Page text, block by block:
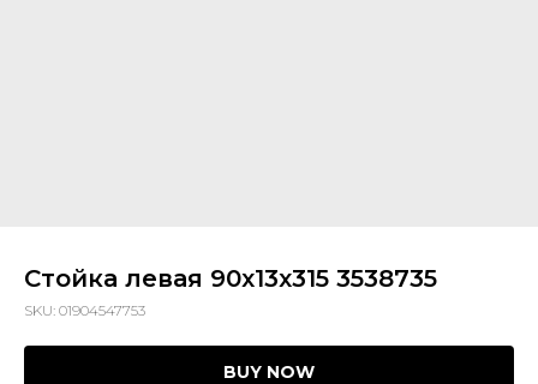
Стойка левая 90х13х315 3538735
SKU: 01904547753
BUY NOW